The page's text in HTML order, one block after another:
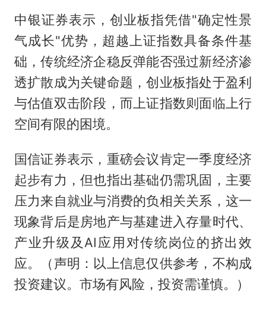
中银证券表示，创业板指凭借"确定性景
气成长"优势，超越上证指数具备条件基
础，传统经济企稳反弹能否强过新经济渗
透扩散成为关键命题，创业板指处于盈利
与估值双击阶段，而上证指数则面临上行
空间有限的困境。
国信证券表示，重磅会议肯定一季度经济
起步有力，但也指出基础仍需巩固，主要
压力来自就业与消费的负相关关系，这一
现象背后是房地产与基建进入存量时代、
产业升级及AI应用对传统岗位的挤出效
应。（声明：以上信息仅供参考，不构成
投资建议。市场有风险，投资需谨慎。）